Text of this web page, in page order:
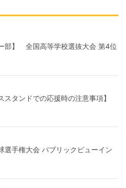
部】 全国高等学校選抜大会 第4位
スタンドでの応援時の注意事項】
選手権大会 パブリックビューイン